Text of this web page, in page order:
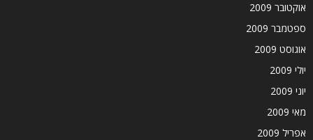
אוקטובר 2009
ספטמבר 2009
אוגוסט 2009
יולי 2009
יוני 2009
מאי 2009
אפריל 2009